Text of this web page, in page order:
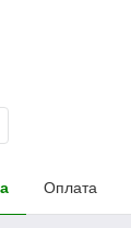
Оплата